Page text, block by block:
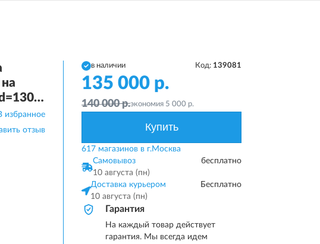
избранное
отзыв
в наличии Код: 139081
135 000 р.
140 000р.экономия 5 000 р.
Купить
617 магазинов в г.Москва
Самовывоз
10 августа (пн)
бесплатно
Доставка курьером
10 августа (пн)
Бесплатно
Гарантия
На каждый товар действует
гарантия. Мы всегда идем